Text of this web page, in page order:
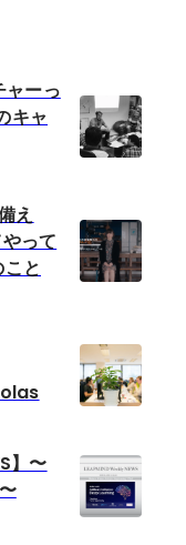
ーっ
キャ
え
って
と
】〜